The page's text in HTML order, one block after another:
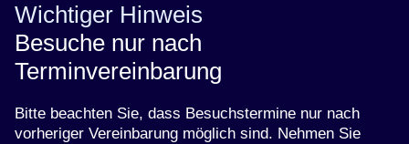
Wichtiger Hinweis
Besuche nur nach
Terminvereinbarung
Bitte beachten Sie, dass Besuchstermine nur nach
vorheriger Vereinbarung möglich sind. Nehmen Sie